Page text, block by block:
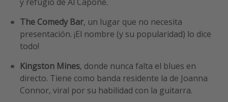
The Comedy Bar, un lugar que no necesita
presentación. ¡El nombre (y su popularidad) lo dice
todo!
Kingston Mines, donde nunca falta el blues en
directo. Tiene como banda residente la de Joanna
Connor, viral por su habilidad con la guitarra.